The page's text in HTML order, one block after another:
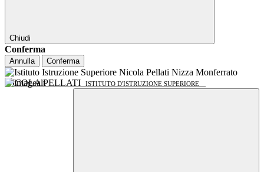
Chiudi
Conferma
Annulla Conferma
NICOLA PELLATI ISTITUTO D'ISTRUZIONE SUPERIORE